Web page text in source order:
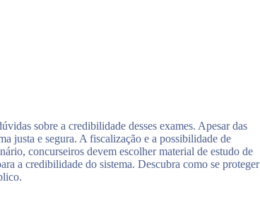
sobre a credibilidade desses exames. Apesar das
justa e segura. A fiscalização e a possibilidade de
concurseiros devem escolher material de estudo de
a credibilidade do sistema. Descubra como se proteger